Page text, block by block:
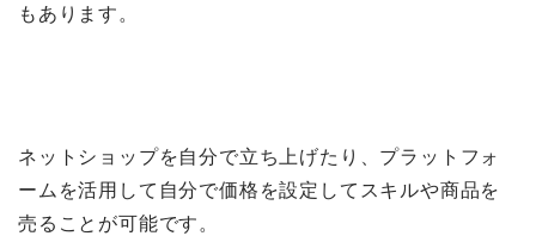
もあります。
ネットショップを自分で立ち上げたり、プラットフォ
ームを活用して自分で価格を設定してスキルや商品を
売ることが可能です。